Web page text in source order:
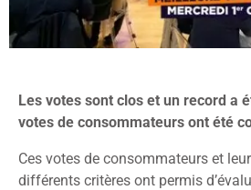
Les votes sont clos et un record a
votes de consommateurs ont été
Ces votes de consommateurs et
différents critères ont permis